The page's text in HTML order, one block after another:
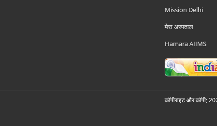
Mission Delhi
मेरा अस्पताल
Hamara AIIMS
कॉपीराइट और कॉपी;